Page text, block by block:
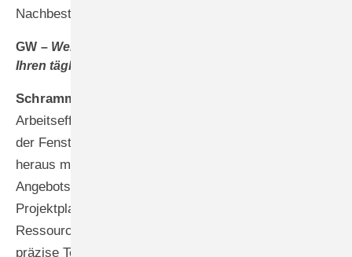
Nachbestellungen zu koordinieren.
GW –Welche weiteren ERP-Funktionen haben Sie in
Ihren täglichen Betriebsablauf integriert?
Schramm –
Arbeitseffizienz erheblich gesteigert. Die Konfiguration
der Fenster und Türen ist direkt aus der Plattform
heraus möglich, um sie dann für die
Angebotserstellung automatisch zu übertragen. Das
Projektplanungsmodul ermöglicht uns die optimale
Ressourcenverteilung unserer 80 Mitarbeiter und eine
präzise Terminkoordination. Die integrierte